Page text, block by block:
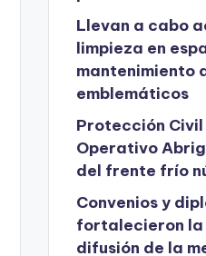
Llevan a cabo
limpieza en
mantenimiento
emblemáticos
Protección
Operativo
del frente frío
Convenios y
fortalecieron la
difusión de la